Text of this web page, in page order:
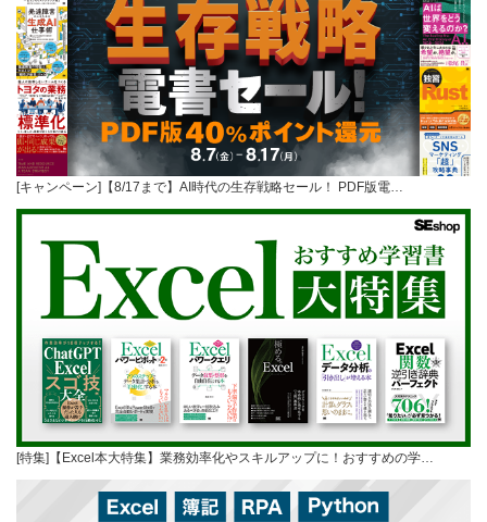
[キャンペーン]【8/17まで】AI時代の生存戦略セール！ PDF版電…
[特集]【Excel本大特集】業務効率化やスキルアップに！おすすめの学…